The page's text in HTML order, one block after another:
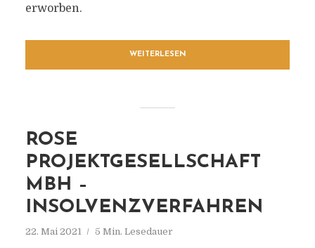
erworben.
WEITERLESEN
ROSE
PROJEKTGESELLSCHAFT
MBH –
INSOLVENZVERFAHREN
22. Mai 2021 5 Min. Lesedauer